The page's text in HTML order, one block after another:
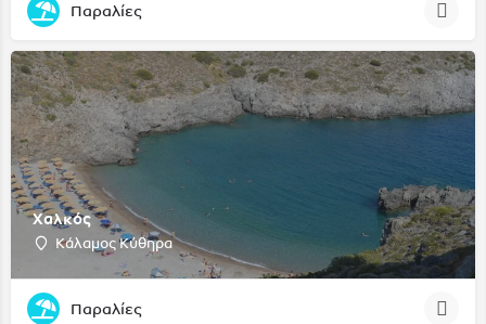
Παραλίες
Χαλκός
Κάλαμος Κύθηρα
Παραλίες